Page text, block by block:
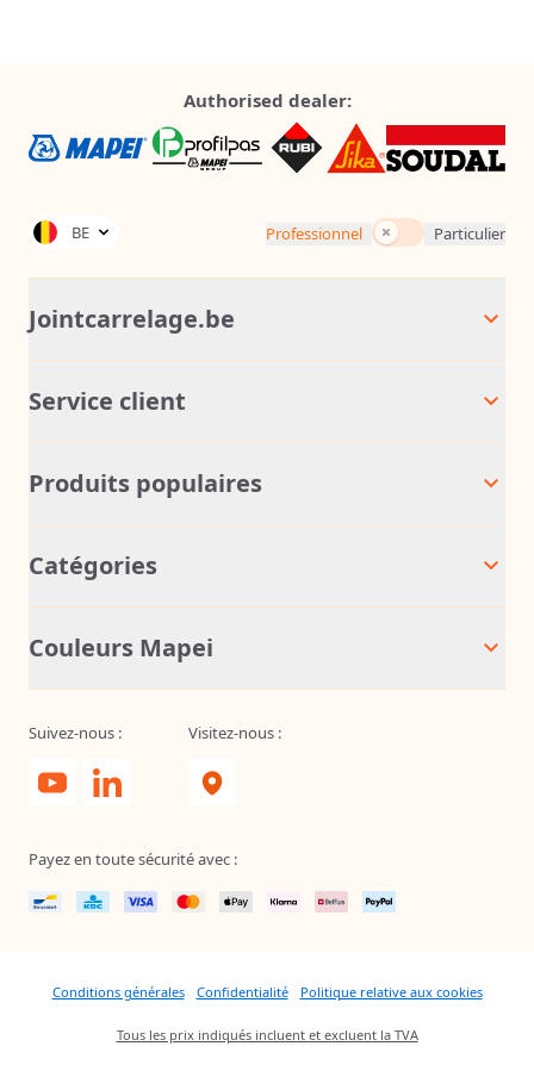
Authorised dealer:
BE Professionnel Inc. Tax Particulier
Jointcarrelage.be
Service client
Produits populaires
Catégories
Couleurs Mapei
Suivez-nous : Visitez-nous :
Payez en toute sécurité avec :
Conditions générales Confidentialité Politique relative aux cookies
Tous les prix indiqués incluent et excluent la TVA